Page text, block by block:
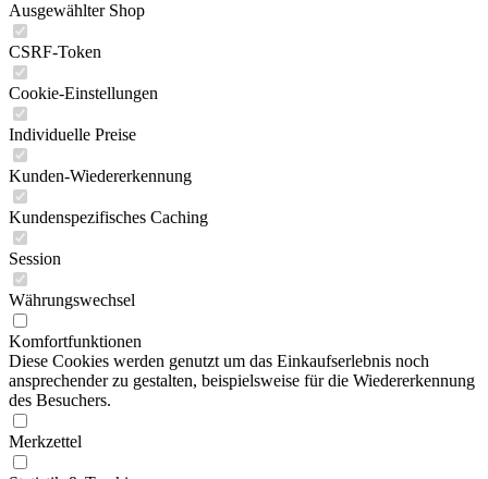
Ausgewählter Shop
CSRF-Token
Cookie-Einstellungen
Individuelle Preise
Kunden-Wiedererkennung
Kundenspezifisches Caching
Session
Währungswechsel
Komfortfunktionen
Diese Cookies werden genutzt um das Einkaufserlebnis noch
ansprechender zu gestalten, beispielsweise für die Wiedererkennung
des Besuchers.
Merkzettel